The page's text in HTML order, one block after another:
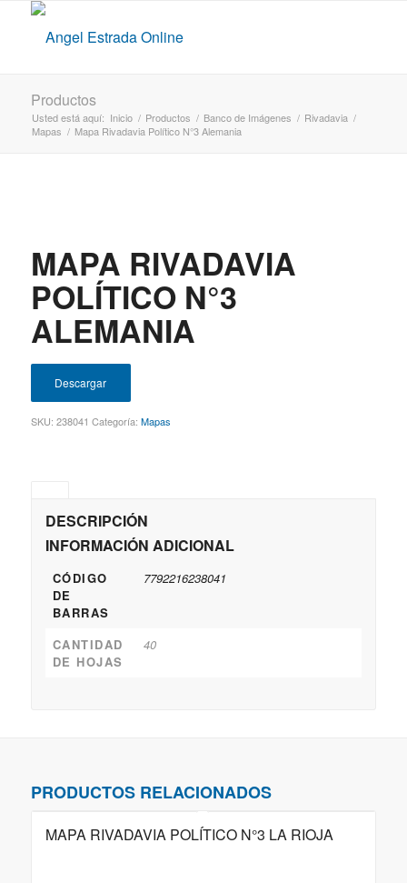
Productos
Usted está aquí: Inicio / Productos / Banco de Imágenes / Rivadavia /
Mapas / Mapa Rivadavia Político N°3 Alemania
MAPA RIVADAVIA
POLÍTICO N°3
ALEMANIA
Descargar
SKU: 238041 Categoría: Mapas
DESCRIPCIÓN
INFORMACIÓN ADICIONAL
CÓDIGO
DE
BARRAS
7792216238041
CANTIDAD
DE HOJAS
40
PRODUCTOS RELACIONADOS
MAPA RIVADAVIA POLÍTICO N°3 LA RIOJA